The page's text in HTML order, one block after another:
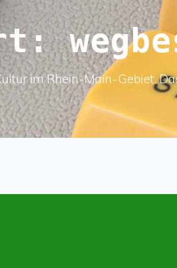
im Rhein-Main-Gebiet.